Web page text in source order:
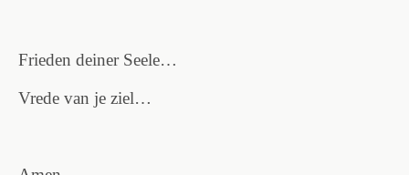
Frieden deiner Seele…
Vrede van je ziel…